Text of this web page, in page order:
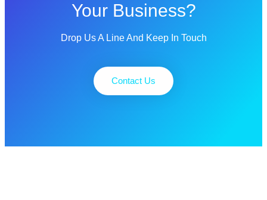
Your Business?
Drop Us A Line And Keep In Touch
Contact Us